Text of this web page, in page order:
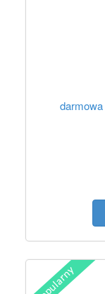
darmowa